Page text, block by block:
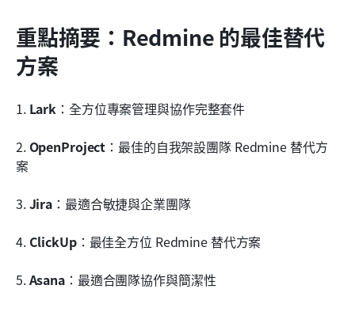
重點摘要：Redmine 的最佳替代
方案
1. Lark ：全方位專案管理與協作完整套件
2. OpenProject ：最佳的自我架設團隊 Redmine 替代方
案
3. Jira ：最適合敏捷與企業團隊
4. ClickUp：最佳全方位 Redmine 替代方案
5. Asana ：最適合團隊協作與簡潔性